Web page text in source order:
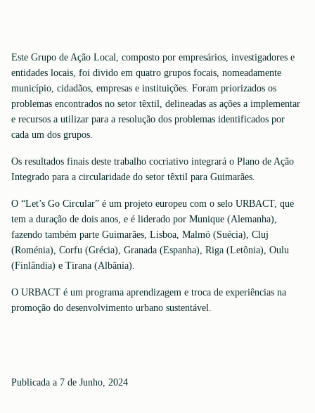
Este Grupo de Ação Local, composto por empresários, investigadores e
entidades locais, foi divido em quatro grupos focais, nomeadamente
município, cidadãos, empresas e instituições. Foram priorizados os
problemas encontrados no setor têxtil, delineadas as ações a implementar
e recursos a utilizar para a resolução dos problemas identificados por
cada um dos grupos.
Os resultados finais deste trabalho cocriativo integrará o Plano de Ação
Integrado para a circularidade do setor têxtil para Guimarães.
O “Let’s Go Circular” é um projeto europeu com o selo URBACT, que
tem a duração de dois anos, e é liderado por Munique (Alemanha),
fazendo também parte Guimarães, Lisboa, Malmö (Suécia), Cluj
(Roménia), Corfu (Grécia), Granada (Espanha), Riga (Letônia), Oulu
(Finlândia) e Tirana (Albânia).
O URBACT é um programa aprendizagem e troca de experiências na
promoção do desenvolvimento urbano sustentável.
Publicada a 7 de Junho, 2024